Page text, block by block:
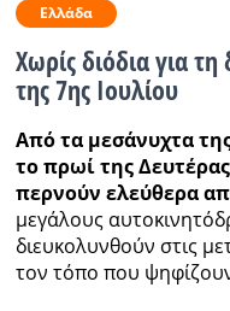
Ειδήσεις
Ελλάδα
Κοινωνία
Πολιτική
Οικονομία
Αθλητικά
Ελλάδα
Χωρίς διόδια για
της 7ης Ιουλίου
Από τα μεσάνυχτα
το πρωί της
περνούν ελεύθερα
μεγάλους
διευκολυνθούν στις
τον τόπο που ψηφίζουν